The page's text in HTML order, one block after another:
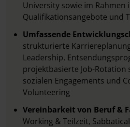
University sowie im Rahmen
Qualifikationsangebote und
Umfassende
strukturierte
Leadership,
projektbasierte Job-Rotation
sozialen Engagements und
Volunteering
Vereinbarkeit von Beruf &
Working & Teilzeit,